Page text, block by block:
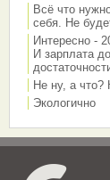
Всё что
себя. Не
Интересно -
И зарплата
Не ну, а
Экологично